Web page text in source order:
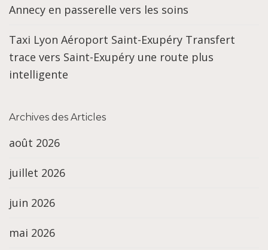
Annecy en passerelle vers les soins
Taxi Lyon Aéroport Saint-Exupéry Transfert
trace vers Saint-Exupéry une route plus
intelligente
Archives des Articles
août 2026
juillet 2026
juin 2026
mai 2026